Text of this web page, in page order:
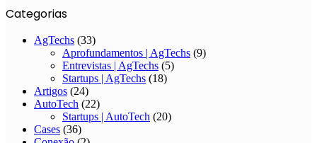
Categorias
AgTechs (33)
Aprofundamentos | AgTechs (9)
Entrevistas | AgTechs (5)
Startups | AgTechs (18)
Artigos (24)
AutoTech (22)
Startups | AutoTech (20)
Cases (36)